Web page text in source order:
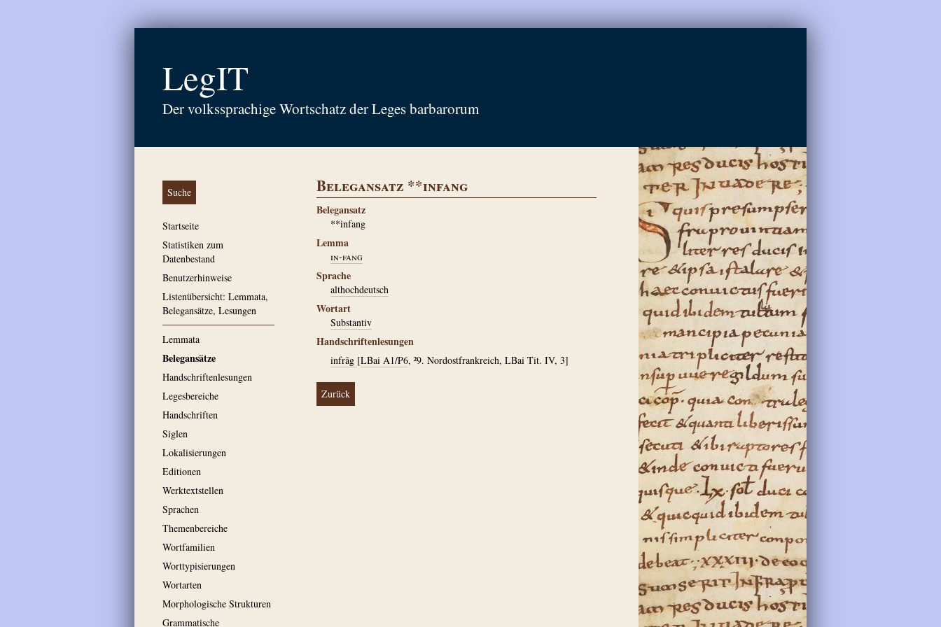
LegIT
Der volkssprachige Wortschatz der Leges barbarorum
Suche
Startseite
Statistiken zum
Datenbestand
Benutzerhinweise
Listenübersicht: Lemmata,
Belegansätze, Lesungen
Lemmata
Belegansätze
Handschriftenlesungen
Legesbereiche
Handschriften
Siglen
Lokalisierungen
Editionen
Werktextstellen
Sprachen
Themenbereiche
Wortfamilien
Worttypisierungen
Wortarten
Morphologische Strukturen
Grammatische
Belegansatz **infang
Belegansatz
**infang
Lemma
in-fang
Sprache
althochdeutsch
Wortart
Substantiv
Handschriftenlesungen
infrãg [LBai A1/P6, ²9. Nordostfrankreich, LBai Tit. IV, 3]
Zurück